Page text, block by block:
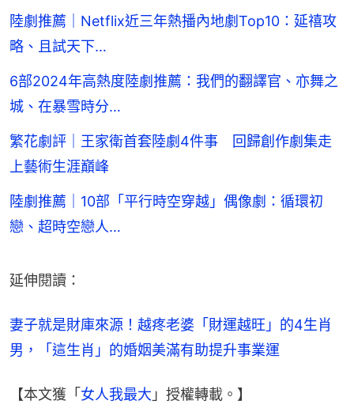
陸劇推薦｜Netflix近三年熱播內地劇Top10：延禧攻
略、且試天下…
6部2024年高熱度陸劇推薦：我們的翻譯官、亦舞之
城、在暴雪時分…
繁花劇評｜王家衛首套陸劇4件事 回歸創作劇集走
上藝術生涯巔峰
陸劇推薦｜10部「平行時空穿越」偶像劇：循環初
戀、超時空戀人…
延伸閱讀：
妻子就是財庫來源！越疼老婆「財運越旺」的4生肖
男，「這生肖」的婚姻美滿有助提升事業運
【本文獲「女人我最大 」授權轉載。】